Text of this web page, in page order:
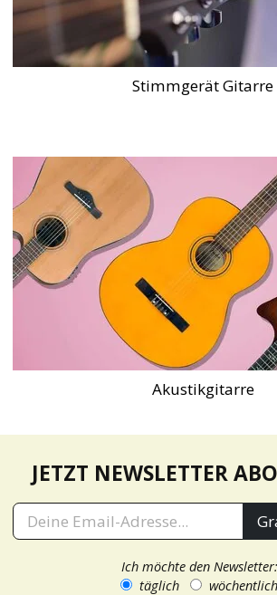
Stimmgerät Gitarre
Akustikgitarre
JETZT NEWSLETTER
Ich möchte den Newsletter:
täglich
wöchentlich